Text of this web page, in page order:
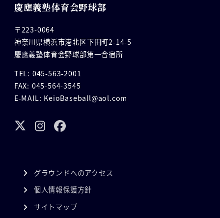
慶應義塾体育会野球部
〒223-0064
神奈川県横浜市港北区下田町2-14-5
慶應義塾体育会野球部第一合宿所
TEL: 045-563-2001
FAX: 045-564-3545
E-MAIL: KeioBaseball@aol.com
グラウンドへのアクセス
個人情報保護方針
サイトマップ